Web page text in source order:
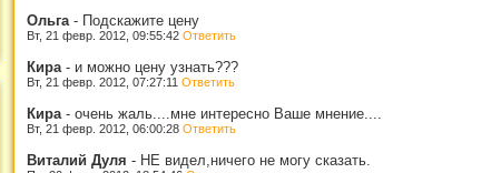
Ольга - Подскажите цену
Вт, 21 февр. 2012, 09:55:42 Ответить
Кира - и можно цену узнать???
Вт, 21 февр. 2012, 07:27:11 Ответить
Кира - очень жаль....мне интересно Ваше мнение....
Вт, 21 февр. 2012, 06:00:28 Ответить
Виталий Дуля - НЕ видел,ничего не могу сказать.